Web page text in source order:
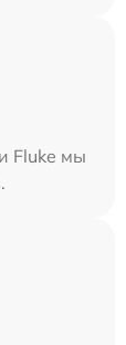
Fluke мы